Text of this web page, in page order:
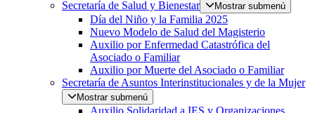
Secretaría de Salud y Bienestar
Mostrar submenú
Día del Niño y la Familia 2025
Nuevo Modelo de Salud del Magisterio
Auxilio por Enfermedad Catastrófica del
Asociado o Familiar
Auxilio por Muerte del Asociado o Familiar
Secretaría de Asuntos Interinstitucionales y de la Mujer
Mostrar submenú